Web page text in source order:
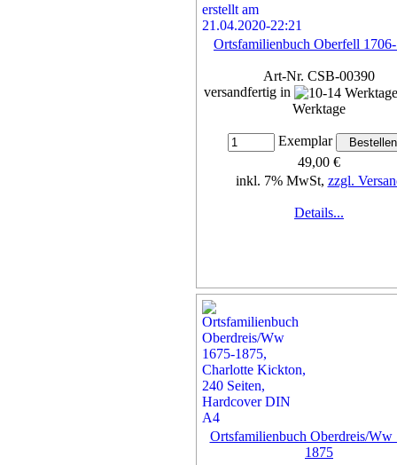
Ortsfamilienbuch Oberfell
Art-Nr. CSB-00390
versandfertig in
Werktage
Exemplar
49,00 €
inkl. 7% MwSt, zzgl.
Details...
Ortsfamilienbuch Oberdreis/Ww
1875